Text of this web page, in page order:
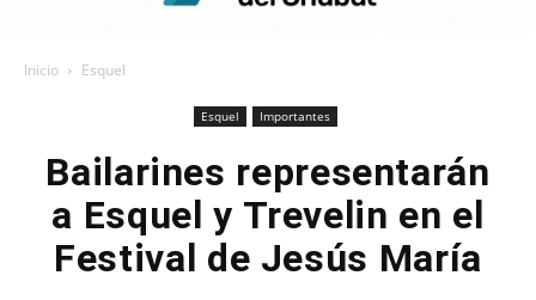
Inicio Esquel
Esquel Importantes
Bailarines representarán
a Esquel y Trevelin en el
Festival de Jesús María